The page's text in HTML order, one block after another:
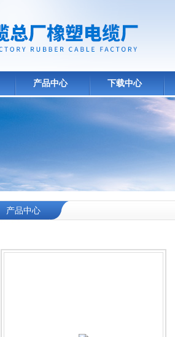
产品中心 下载中心
产品中心